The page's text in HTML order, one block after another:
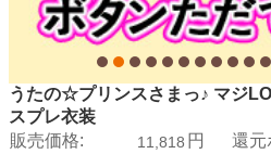
うたの☆プリンスさまっ♪ マジ
スプレ衣装
販売価格:
11,818 円 還元